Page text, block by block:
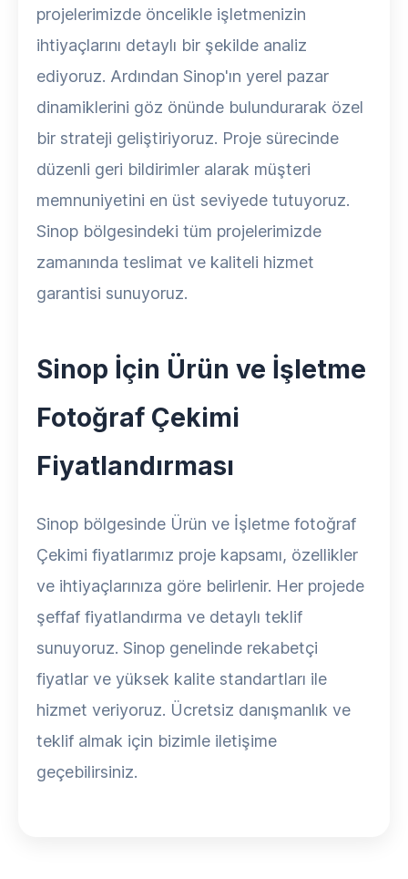
projelerimizde öncelikle işletmenizin
ihtiyaçlarını detaylı bir şekilde analiz
ediyoruz. Ardından Sinop'ın yerel pazar
dinamiklerini göz önünde bulundurarak özel
bir strateji geliştiriyoruz. Proje sürecinde
düzenli geri bildirimler alarak müşteri
memnuniyetini en üst seviyede tutuyoruz.
Sinop bölgesindeki tüm projelerimizde
zamanında teslimat ve kaliteli hizmet
garantisi sunuyoruz.
Sinop İçin Ürün ve İşletme
Fotoğraf Çekimi
Fiyatlandırması
Sinop bölgesinde Ürün ve İşletme fotoğraf
Çekimi fiyatlarımız proje kapsamı, özellikler
ve ihtiyaçlarınıza göre belirlenir. Her projede
şeffaf fiyatlandırma ve detaylı teklif
sunuyoruz. Sinop genelinde rekabetçi
fiyatlar ve yüksek kalite standartları ile
hizmet veriyoruz. Ücretsiz danışmanlık ve
teklif almak için bizimle iletişime
geçebilirsiniz.